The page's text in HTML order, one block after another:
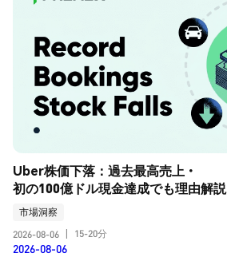
Uber株価下落：過去最高売上・
初の100億ドル現金達成でも理由解説
市場洞察
2026-08-06
15-20分
2026-08-06